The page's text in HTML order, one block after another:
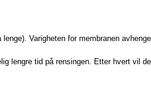
Varigheten for membranen
lengre tid på rensingen. Etter hvert vil